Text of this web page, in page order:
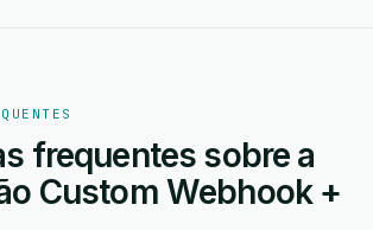
frequentes sobre a
Custom Webhook +